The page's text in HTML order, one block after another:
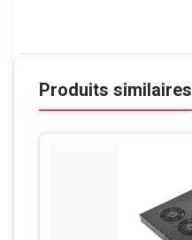
Produits similaires